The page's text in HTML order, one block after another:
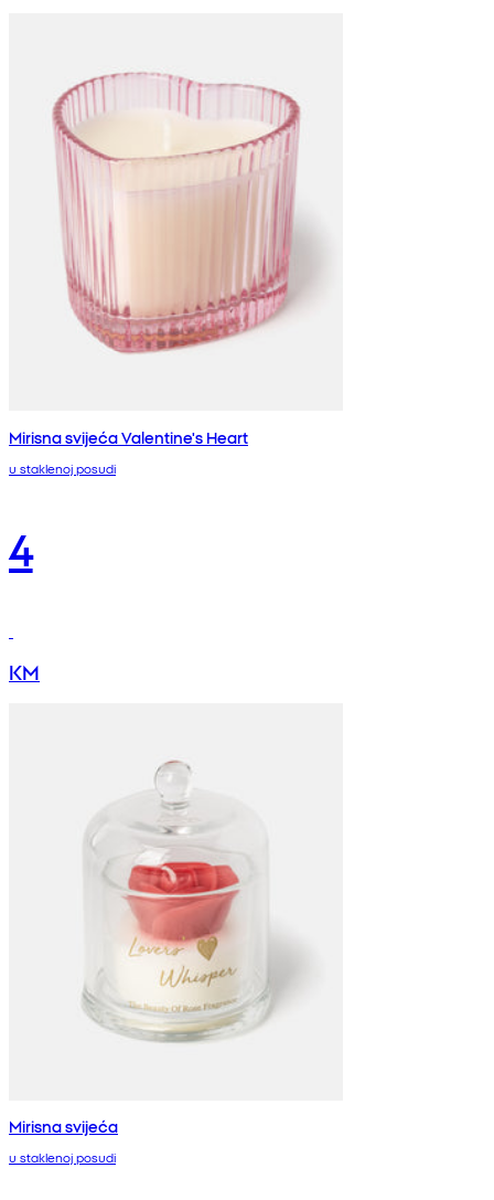
Mirisna svijeća Valentine's Heart
u staklenoj posudi
4
KM
Mirisna svijeća
u staklenoj posudi